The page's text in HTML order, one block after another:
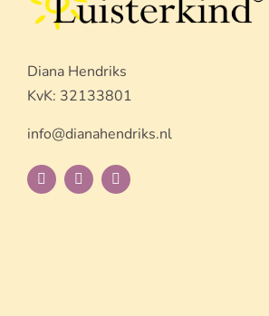
Diana Hendriks
KvK: 32133801
info@dianahendriks.nl